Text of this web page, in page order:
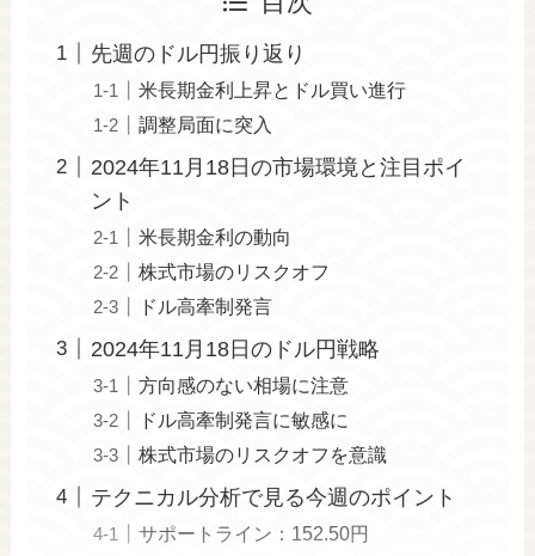
先週のドル円振り返り
米長期金利上昇とドル買い進行
調整局面に突入
2024年11月18日の市場環境と注目ポイ
ント
米長期金利の動向
株式市場のリスクオフ
ドル高牽制発言
2024年11月18日のドル円戦略
方向感のない相場に注意
ドル高牽制発言に敏感に
株式市場のリスクオフを意識
テクニカル分析で見る今週のポイント
サポートライン：152.50円